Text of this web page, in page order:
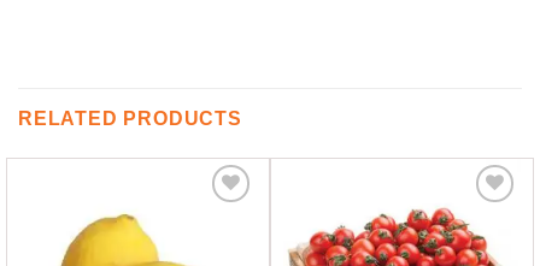
RELATED PRODUCTS
Favorilere
Ekle